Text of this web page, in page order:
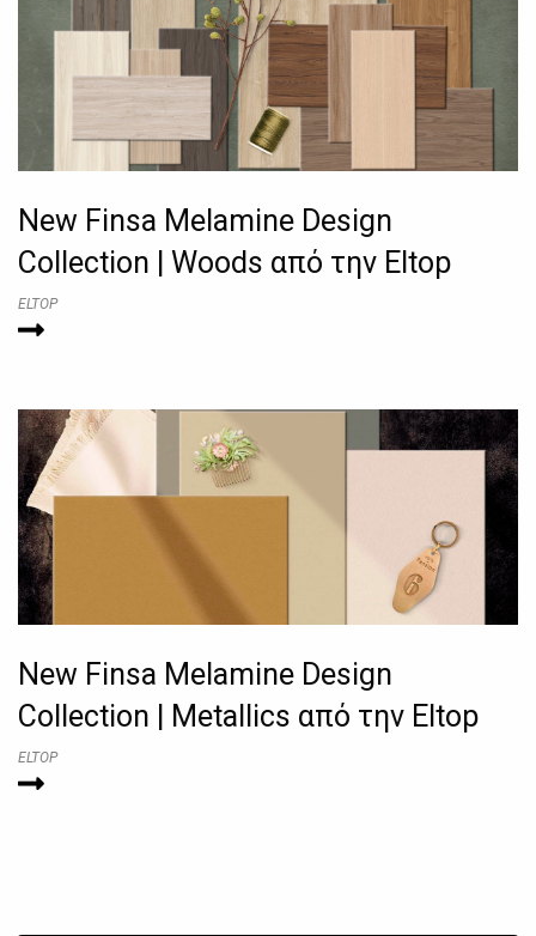
New Finsa Melamine Design
Collection | Woods από την Eltop
ELTOP
New Finsa Melamine Design
Collection | Metallics από την Eltop
ELTOP